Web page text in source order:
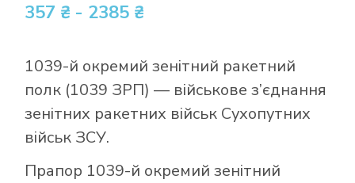
357 ₴ - 2385 ₴
1039-й окремий зенітний ракетний
полк (1039 ЗРП) — військове з’єднання
зенітних ракетних військ Сухопутних
військ ЗСУ.
Прапор 1039-й окремий зенітний